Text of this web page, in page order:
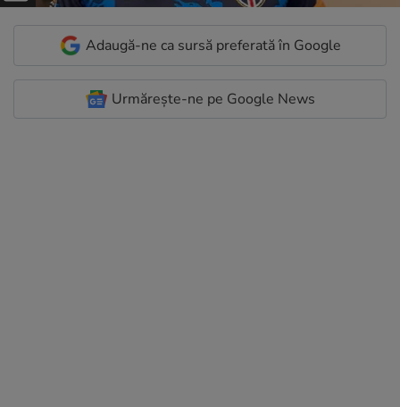
Adaugă-ne ca sursă preferată în Google
Urmărește-ne pe Google News